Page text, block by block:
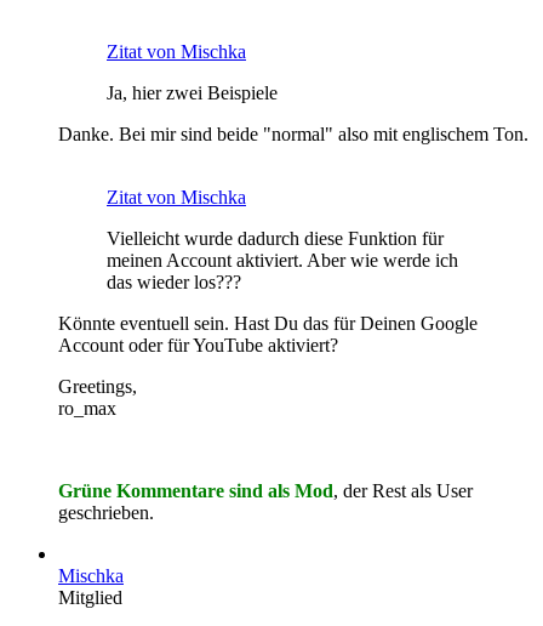
Zitat von Mischka
Ja, hier zwei Beispiele
Danke. Bei mir sind beide "normal" also mit englischem Ton.
Zitat von Mischka
Vielleicht wurde dadurch diese Funktion für
meinen Account aktiviert. Aber wie werde ich
das wieder los???
Könnte eventuell sein. Hast Du das für Deinen Google
Account oder für YouTube aktiviert?
Greetings,
ro_max
Grüne Kommentare sind als Mod, der Rest als User
geschrieben.
Mischka
Mitglied